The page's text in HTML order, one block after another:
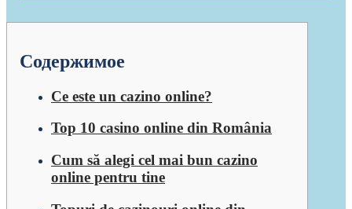
Содержимое
Ce este un cazino online?
Top 10 casino online din România
Cum să alegi cel mai bun cazino
online pentru tine